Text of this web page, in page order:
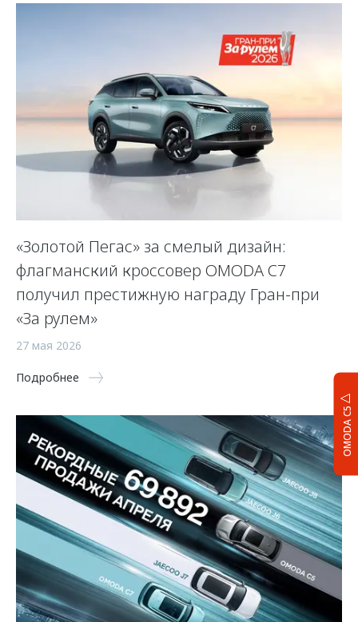
OMODA C5
«Золотой Пегас» за смелый дизайн:
флагманский кроссовер OMODA C7
получил престижную награду Гран-при
«За рулем»
27 мая 2026
Подробнее